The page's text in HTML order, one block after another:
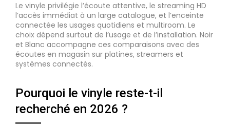
Le vinyle privilégie l’écoute attentive, le streaming HD
l’accès immédiat à un large catalogue, et l’enceinte
connectée les usages quotidiens et multiroom. Le
choix dépend surtout de l’usage et de l’installation. Noir
et Blanc accompagne ces comparaisons avec des
écoutes en magasin sur platines, streamers et
systèmes connectés.
Pourquoi le vinyle reste-t-il
recherché en 2026 ?